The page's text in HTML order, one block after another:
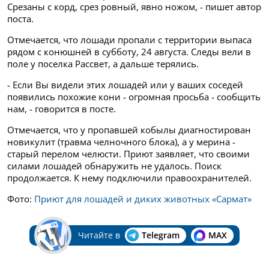
Срезаны с корд, срез ровный, явно ножом, - пишет автор
поста.
Отмечается, что лошади пропали с территории выпаса
рядом с конюшней в субботу, 24 августа. Следы вели в
поле у поселка Рассвет, а дальше терялись.
- Если Вы видели этих лошадей или у ваших соседей
появились похожие кони - огромная просьба - сообщить
нам, - говорится в посте.
Отмечается, что у пропавшей кобылы диагностирован
новикулит (травма челночного блока), а у мерина -
старый перелом челюсти. Приют заявляет, что своими
силами лошадей обнаружить не удалось. Поиск
продолжается. К нему подключили правоохранителей.
Фото: Приют для лошадей и диких животных «Сармат»
Читайте в Telegram MAX